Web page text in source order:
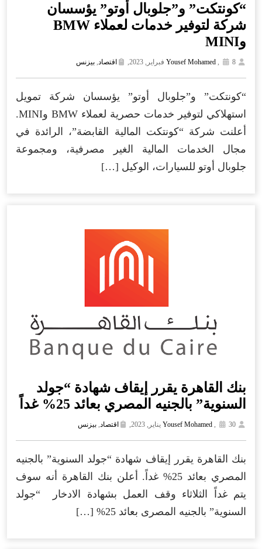
“كونتكت” و”جلوبال أوتو” يؤسسان
شركة لتوفير خدمات لعملاء BMW
وMINI
Yousef Mohamed , 8 فبراير, 2023, اقتصاد, بيزنس
“كونتكت” و”جلوبال أوتو” يؤسسان شركة تمويل
استهلاكي لتوفير خدمات حصرية لعملاء BMW وMINI.
أعلنت شركة “كونتكت المالية القابضة”، الرائدة في
مجال الخدمات المالية الغير مصرفية، ومجموعة
جلوبال أوتو للسيارات، الوكيل […]
بنك القاهرة يقرر إيقاف شهادة “جولد
السنوية” بالجنيه المصري بعائد 25% غداً
Yousef Mohamed 30 يناير, 2023, اقتصاد بيزنس
بنك القاهرة يقرر إيقاف شهادة “جولد السنوية” بالجنيه
المصري بعائد 25% غداً. أعلن بنك القاهرة أنه سوف
يتم غداً الثلاثاء وقف العمل بشهادة الادخار “جولد
السنوية” بالجنيه المصرى بعائد 25% […]